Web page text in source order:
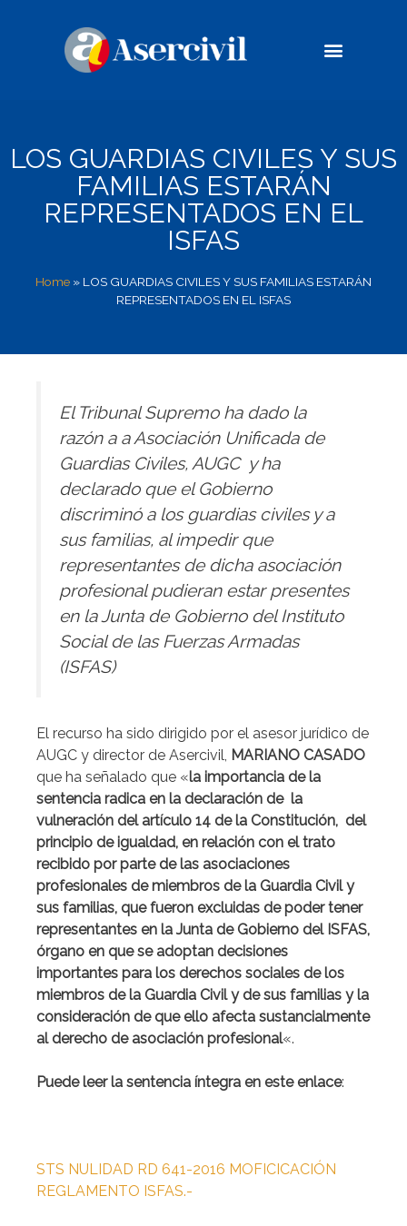
LOS GUARDIAS CIVILES Y SUS
FAMILIAS ESTARÁN
REPRESENTADOS EN EL
ISFAS
Home » LOS GUARDIAS CIVILES Y SUS FAMILIAS ESTARÁN
REPRESENTADOS EN EL ISFAS
El Tribunal Supremo ha dado la
razón a a Asociación Unificada de
Guardias Civiles, AUGC y ha
declarado que el Gobierno
discriminó a los guardias civiles y a
sus familias, al impedir que
representantes de dicha asociación
profesional pudieran estar presentes
en la Junta de Gobierno del Instituto
Social de las Fuerzas Armadas
(ISFAS)
El recurso ha sido dirigido por el asesor jurídico de
AUGC y director de Asercivil, MARIANO CASADO
que ha señalado que «la importancia de la
sentencia radica en la declaración de la
vulneración del artículo 14 de la Constitución, del
principio de igualdad, en relación con el trato
recibido por parte de las asociaciones
profesionales de miembros de la Guardia Civil y
sus familias, que fueron excluidas de poder tener
representantes en la Junta de Gobierno del ISFAS,
órgano en que se adoptan decisiones
importantes para los derechos sociales de los
miembros de la Guardia Civil y de sus familias y la
consideración de que ello afecta sustancialmente
al derecho de asociación profesional«.
Puede leer la sentencia íntegra en este enlace:
STS NULIDAD RD 641-2016 MOFICICACIÓN
REGLAMENTO ISFAS.-